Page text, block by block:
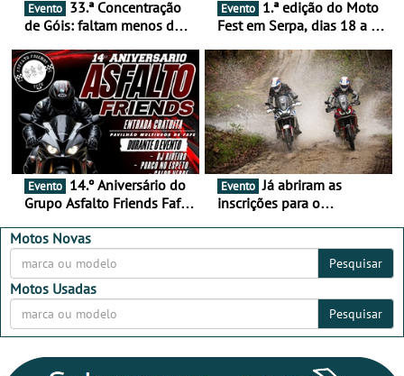
Evento
de Góis: faltam menos de
16 de agosto
Evento
Fest em Serpa, dias 18 a 20
duas rodas invade o Baixo
Alentejo
Evento
Grupo Asfalto Friends Fafe,
2026
Evento Já abriram as
inscrições para o
Motos Novas
Pesquisar
Motos Usadas
Pesquisar